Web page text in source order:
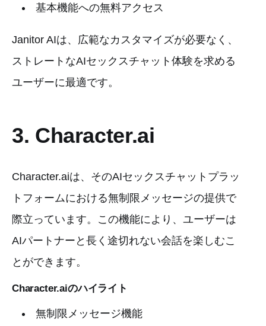
基本機能への無料アクセス
Janitor AIは、広範なカスタマイズが必要なく、
ストレートなAIセックスチャット体験を求める
ユーザーに最適です。
3. Character.ai
Character.aiは、そのAIセックスチャットプラッ
トフォームにおける無制限メッセージの提供で
際立っています。この機能により、ユーザーは
AIパートナーと長く途切れない会話を楽しむこ
とができます。
Character.aiのハイライト
無制限メッセージ機能